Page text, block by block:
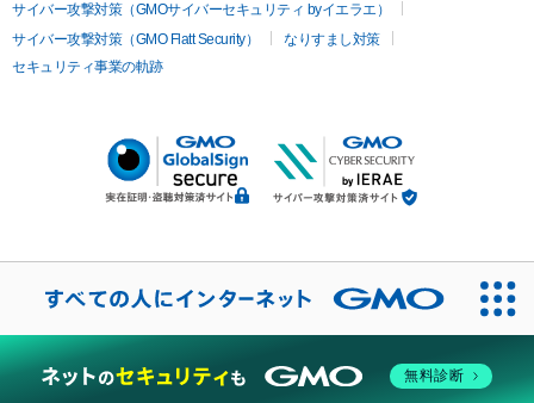
サイバー攻撃対策（GMOサイバーセキュリティ byイエラエ）
サイバー攻撃対策（GMO Flatt Security）
なりすまし対策
セキュリティ事業の軌跡
無料診断